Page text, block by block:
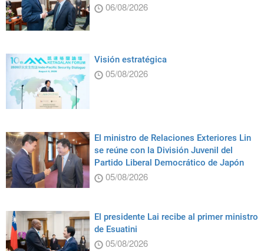
06/08/2026
Visión estratégica
05/08/2026
El ministro de Relaciones Exteriores Lin
se reúne con la División Juvenil del
Partido Liberal Democrático de Japón
05/08/2026
El presidente Lai recibe al primer ministro
de Esuatini
05/08/2026